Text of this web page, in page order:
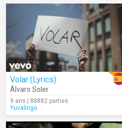
Volar (Lyrics)
Álvaro Soler
9 ans | 88882 parties
Yuvalingo